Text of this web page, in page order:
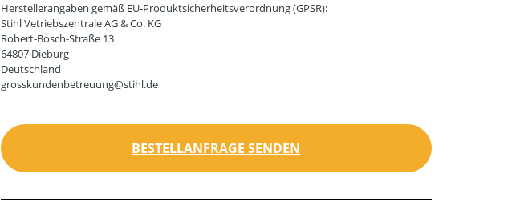
Herstellerangaben gemäß EU-Produktsicherheitsverordnung (GPSR):
Stihl Vetriebszentrale AG & Co. KG
Robert-Bosch-Straße 13
64807 Dieburg
Deutschland
grosskundenbetreuung@stihl.de
BESTELLANFRAGE SENDEN